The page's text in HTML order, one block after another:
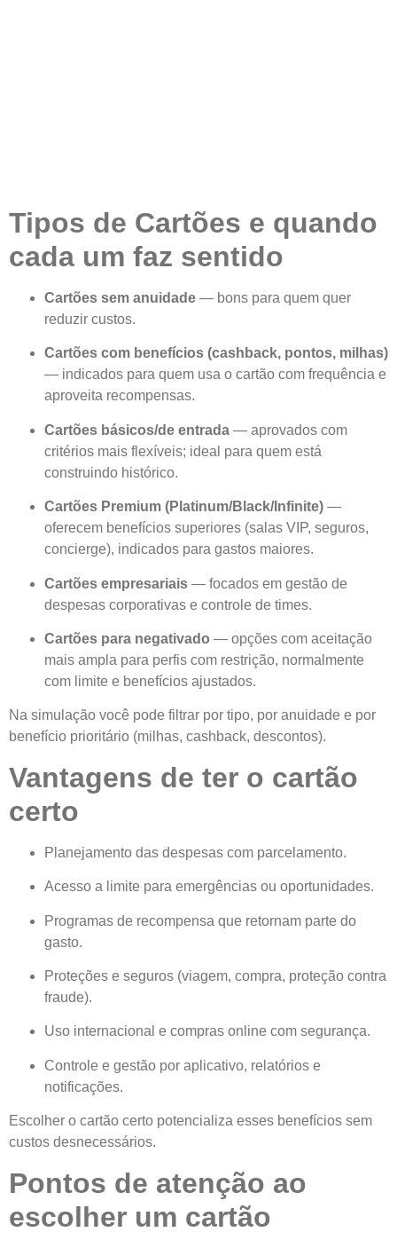
Tipos de Cartões e quando
cada um faz sentido
Cartões sem anuidade — bons para quem quer
reduzir custos.
Cartões com benefícios (cashback, pontos, milhas)
— indicados para quem usa o cartão com frequência e
aproveita recompensas.
Cartões básicos/de entrada — aprovados com
critérios mais flexíveis; ideal para quem está
construindo histórico.
Cartões Premium (Platinum/Black/Infinite) —
oferecem benefícios superiores (salas VIP, seguros,
concierge), indicados para gastos maiores.
Cartões empresariais — focados em gestão de
despesas corporativas e controle de times.
Cartões para negativado — opções com aceitação
mais ampla para perfis com restrição, normalmente
com limite e benefícios ajustados.
Na simulação você pode filtrar por tipo, por anuidade e por
benefício prioritário (milhas, cashback, descontos).
Vantagens de ter o cartão
certo
Planejamento das despesas com parcelamento.
Acesso a limite para emergências ou oportunidades.
Programas de recompensa que retornam parte do
gasto.
Proteções e seguros (viagem, compra, proteção contra
fraude).
Uso internacional e compras online com segurança.
Controle e gestão por aplicativo, relatórios e
notificações.
Escolher o cartão certo potencializa esses benefícios sem
custos desnecessários.
Pontos de atenção ao
escolher um cartão